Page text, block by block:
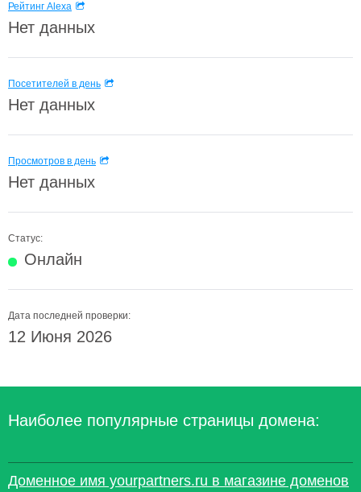
Рейтинг Alexa
Нет данных
Посетителей в день
Нет данных
Просмотров в день
Нет данных
Статус:
Онлайн
Дата последней проверки:
12 Июня 2026
Наиболее популярные страницы домена:
Доменное имя yourpartners.ru в магазине доменов